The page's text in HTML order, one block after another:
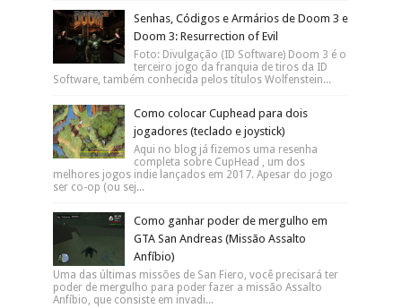
Senhas, Códigos e Armários de Doom 3 e
Doom 3: Resurrection of Evil
Foto: Divulgação (ID Software) Doom 3 é o
terceiro jogo da franquia de tiros da ID
Software, também conhecida pelos títulos Wolfenstein...
Como colocar Cuphead para dois
jogadores (teclado e joystick)
Aqui no blog já fizemos uma resenha
completa sobre CupHead , um dos
melhores jogos indie lançados em 2017. Apesar do jogo
ser co-op (ou sej...
Como ganhar poder de mergulho em
GTA San Andreas (Missão Assalto
Anfíbio)
Uma das últimas missões de San Fiero, você precisará ter
poder de mergulho para poder fazer a missão Assalto
Anfíbio, que consiste em invadi...